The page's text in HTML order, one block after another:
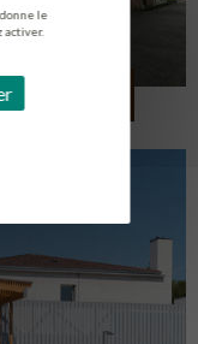
le
activer.